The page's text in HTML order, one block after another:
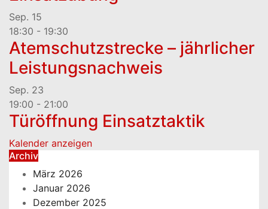
Sep. 15
18:30 - 19:30
Atemschutzstrecke – jährlicher
Leistungsnachweis
Sep. 23
19:00 - 21:00
Türöffnung Einsatztaktik
Kalender anzeigen
Archiv
März 2026
Januar 2026
Dezember 2025